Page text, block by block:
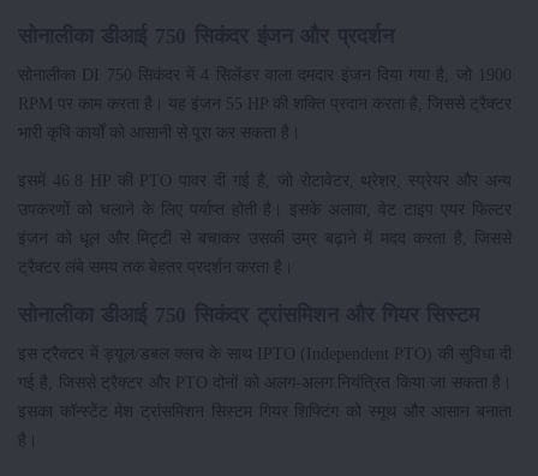
सोनालीका DI 750 सिकंदर में 4 सिलेंडर वाला दमदार इंजन दिया गया है, जो 1900
RPM पर काम करता है। यह इंजन 55 HP की शक्ति प्रदान करता है, जिससे ट्रैक्टर
भारी कृषि कार्यों को आसानी से पूरा कर सकता है।
इसमें 46.8 HP की PTO पावर दी गई है, जो रोटावेटर, थ्रेशर, स्प्रेयर और अन्य
उपकरणों को चलाने के लिए पर्याप्त होती है। इसके अलावा, वेट टाइप एयर फिल्टर
इंजन को धूल और मिट्टी से बचाकर उसकी उम्र बढ़ाने में मदद करता है, जिससे
ट्रैक्टर लंबे समय तक बेहतर प्रदर्शन करता है।
इस ट्रैक्टर में ड्यूल/डबल क्लच के साथ IPTO (Independent PTO) की सुविधा दी
गई है, जिससे ट्रैक्टर और PTO दोनों को अलग-अलग नियंत्रित किया जा सकता है।
इसका कॉन्स्टेंट मेश ट्रांसमिशन सिस्टम गियर शिफ्टिंग को स्मूथ और आसान बनाता
है।